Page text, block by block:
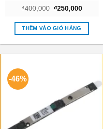
Ngay TPHCM
₫400,000 Giá
là:
₫400,000.
₫250,000Giá
tại
THÊM VÀO GIỎ HÀNG
-46%